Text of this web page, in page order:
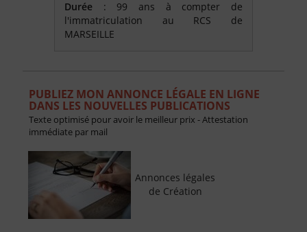
Durée : 99 ans à compter de
l'immatriculation au RCS de
MARSEILLE
PUBLIEZ MON ANNONCE LÉGALE EN LIGNE
DANS LES NOUVELLES PUBLICATIONS
Texte optimisé pour avoir le meilleur prix - Attestation
immédiate par mail
Annonces légales
de Création